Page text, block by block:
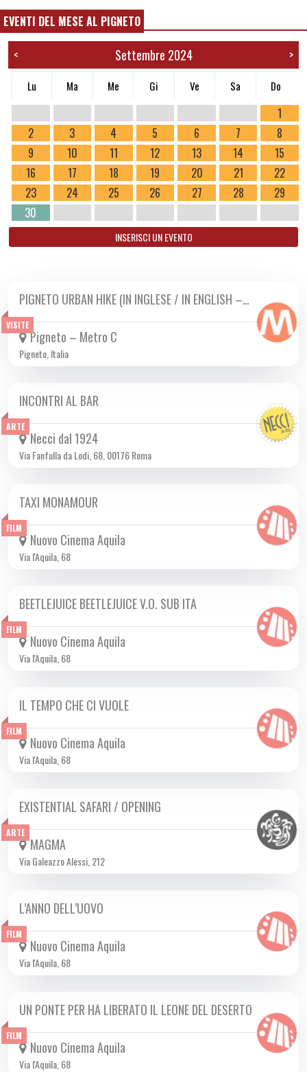
EVENTI DEL MESE AL PIGNETO
< Settembre 2024 >
Lu Ma Me Gi Ve Sa Do
1
2
3 4 5 6 7
8
9
10 11 12 13 14
15
16
17 18 19 20 21
22
23
24 25 26 27 28
29
30
INSERISCI UN EVENTO
VISITE
DA LUN 02/09 A SAB 23/11 2024
PIGNETO URBAN HIKE (IN INGLESE / IN ENGLISH –…
Pigneto – Metro C
Pigneto, Italia
ARTE
DA GIO 19/09 A DOM 06/10 2024
INCONTRI AL BAR
Necci dal 1924
Via Fanfulla da Lodi, 68, 00176 Roma
FILM
DA GIO 19/09 A MAR 01/10 2024
TAXI MONAMOUR
Nuovo Cinema Aquila
Via l'Aquila, 68
FILM
DA GIO 26/09 A MAR 01/10 2024
BEETLEJUICE BEETLEJUICE V.O. SUB ITA
Nuovo Cinema Aquila
Via l'Aquila, 68
FILM
DA GIO 26/09 A MER 16/10 2024
IL TEMPO CHE CI VUOLE
Nuovo Cinema Aquila
Via l'Aquila, 68
ARTE
LUN 30/09 2024
EXISTENTIAL SAFARI / OPENING
MAGMA
Via Galeazzo Alessi, 212
FILM
DA GIO 26/09 A MAR 01/10 2024
L’ANNO DELL’UOVO
Nuovo Cinema Aquila
Via l'Aquila, 68
FILM
DA LUN 16/09 A LUN 30/09 2024
UN PONTE PER HA LIBERATO IL LEONE DEL DESERTO
Nuovo Cinema Aquila
Via l'Aquila, 68